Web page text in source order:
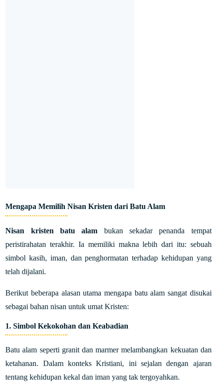
Mengapa Memilih Nisan Kristen dari Batu Alam
Nisan kristen batu alam bukan sekadar penanda tempat
peristirahatan terakhir. Ia memiliki makna lebih dari itu: sebuah
simbol kasih, iman, dan penghormatan terhadap kehidupan yang
telah dijalani.
Berikut beberapa alasan utama mengapa batu alam sangat disukai
sebagai bahan nisan untuk umat Kristen:
1.Simbol Kekokohan dan Keabadian
Batu alam seperti granit dan marmer melambangkan kekuatan dan
ketahanan. Dalam konteks Kristiani, ini sejalan dengan ajaran
tentang kehidupan kekal dan iman yang tak tergoyahkan.